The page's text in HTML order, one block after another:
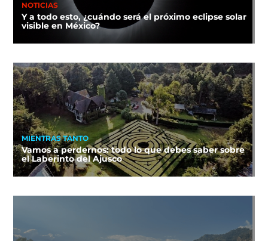
NOTICIAS
Y a todo esto, ¿cuándo será el próximo eclipse solar
visible en México?
MIENTRAS TANTO
Vamos a perdernos: todo lo que debes saber sobre
el Laberinto del Ajusco